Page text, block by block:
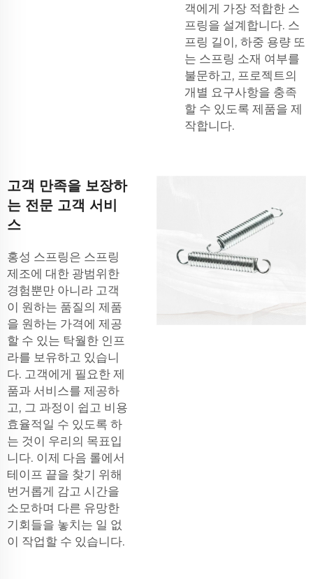
객에게 가장 적합한 스
프링을 설계합니다. 스
프링 길이, 하중 용량 또
는 스프링 소재 여부를
불문하고, 프로젝트의
개별 요구사항을 충족
할 수 있도록 제품을 제
작합니다.
고객 만족을 보장하
는 전문 고객 서비
스
홍성 스프링은 스프링
제조에 대한 광범위한
경험뿐만 아니라 고객
이 원하는 품질의 제품
을 원하는 가격에 제공
할 수 있는 탁월한 인프
라를 보유하고 있습니
다. 고객에게 필요한 제
품과 서비스를 제공하
고, 그 과정이 쉽고 비용
효율적일 수 있도록 하
는 것이 우리의 목표입
니다. 이제 다음 롤에서
테이프 끝을 찾기 위해
번거롭게 감고 시간을
소모하며 다른 유망한
기회들을 놓치는 일 없
이 작업할 수 있습니다.